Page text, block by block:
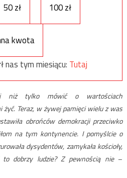
50 zł 100 zł
kwota
nas tym miesiącu: Tutaj
niż tylko mówić o wartościach
Teraz, w żywej pamięci wielu z was
obrońców demokracji przeciwko
na tym kontynencie. I pomyślcie o
dysydentów, zamykała kościoły,
to dobrzy ludzie? Z pewnością nie–